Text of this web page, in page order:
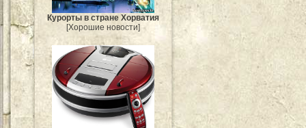
Курорты в стране Хорватия
[Хорошие новости]